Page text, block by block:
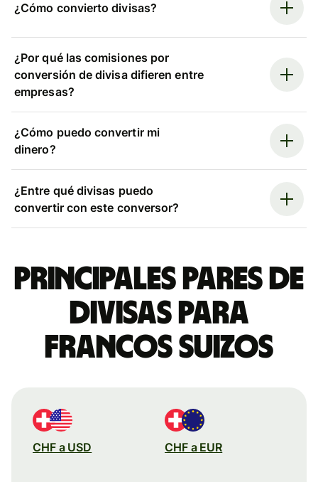
¿Cómo convierto divisas?
¿Por qué las comisiones por
conversión de divisa difieren entre
empresas?
¿Cómo puedo convertir mi
dinero?
¿Entre qué divisas puedo
convertir con este conversor?
Principales pares de
divisas para
francos suizos
CHF a USD CHF a EUR